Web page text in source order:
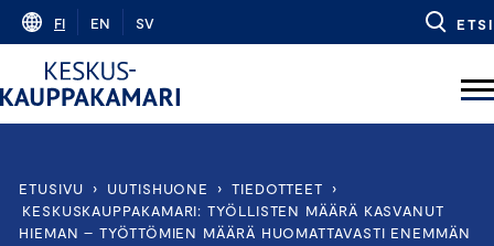
Skip
content
FI EN SV ETSI
ETUSIVU › UUTISHUONE › TIEDOTTEET
›
KESKUSKAUPPAKAMARI: TYÖLLISTEN MÄÄRÄ KASVANUT
HIEMAN – TYÖTTÖMIEN MÄÄRÄ HUOMATTAVASTI ENEMMÄN